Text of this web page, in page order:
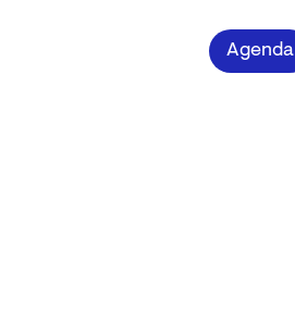
de l'Image impriméeAgenda